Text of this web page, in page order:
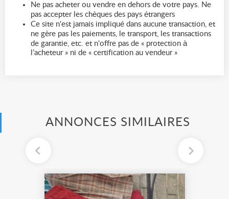
Ne pas acheter ou vendre en dehors de votre pays. Ne
pas accepter les chèques des pays étrangers
Ce site n'est jamais impliqué dans aucune transaction, et
ne gère pas les paiements, le transport, les transactions
de garantie, etc. et n'offre pas de « protection à
l’acheteur » ni de « certification au vendeur »
ANNONCES SIMILAIRES